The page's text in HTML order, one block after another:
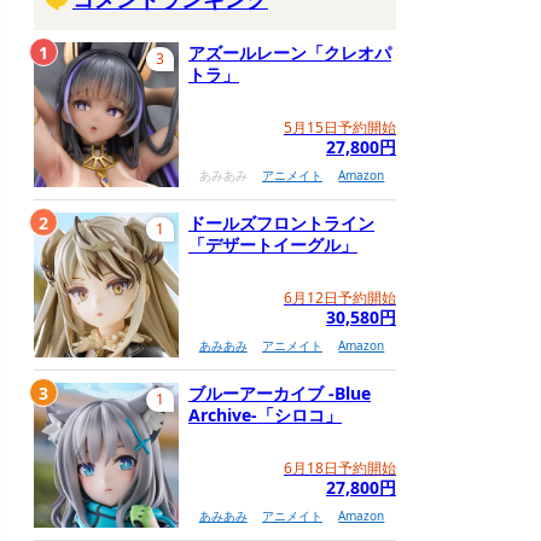
アズールレーン「クレオパ
トラ」
5月15日予約開始
27,800円
あみあみ アニメイト Amazon
3
1
ドールズフロントライン
「デザートイーグル」
6月12日予約開始
30,580円
あみあみ アニメイト Amazon
1
2
ブルーアーカイブ -Blue
Archive-「シロコ」
6月18日予約開始
27,800円
あみあみ アニメイト Amazon
1
3